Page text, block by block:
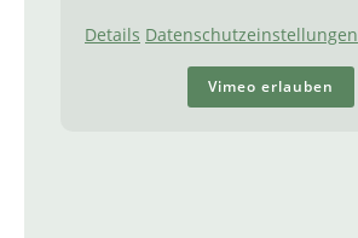
Details Datenschutzeinstellungen
Vimeo erlauben